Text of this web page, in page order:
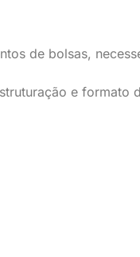
de bolsas,
e formato